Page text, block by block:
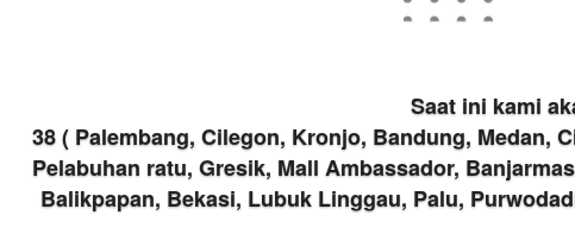
Saat ini kami
38 ( Palembang, Cilegon, Kronjo, Bandung, Medan,
Pelabuhan ratu, Gresik, Mall Ambassador,
Balikpapan, Bekasi, Lubuk Linggau, Palu,